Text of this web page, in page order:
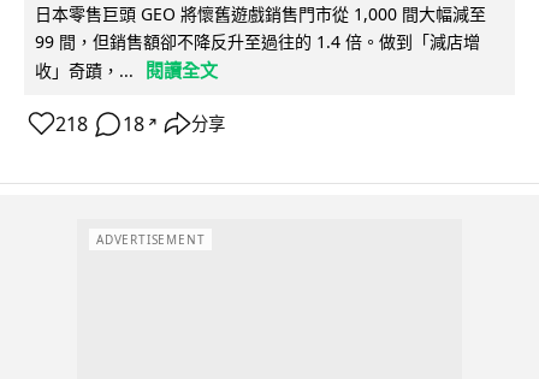
日本零售巨頭 GEO 將懷舊遊戲銷售門市從 1,000 間大幅減至
99 間，但銷售額卻不降反升至過往的 1.4 倍。做到「減店增
收」奇蹟，...
閱讀全文
218 18 ↗ 分享
ADVERTISEMENT